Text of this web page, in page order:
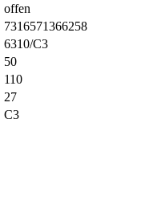
offen
7316571366258
6310/C3
50
110
27
C3